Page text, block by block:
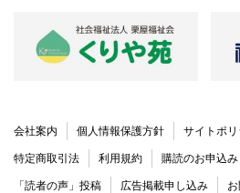
会社案内 個人情報保護方針 サイトポリ
特定商取引法 利用規約 購読のお申込み
「読者の声」投稿 広告掲載申し込み